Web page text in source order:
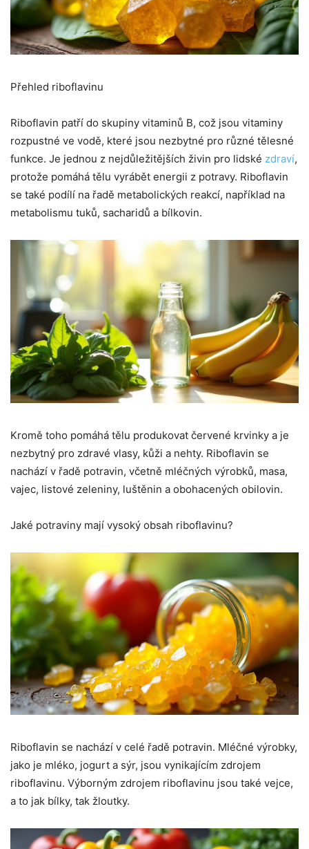
Přehled riboflavinu
Riboflavin patří do skupiny vitaminů B, což jsou vitaminy
rozpustné ve vodě, které jsou nezbytné pro různé tělesné
funkce. Je jednou z nejdůležitějších živin pro lidské zdraví,
protože pomáhá tělu vyrábět energii z potravy. Riboflavin
se také podílí na řadě metabolických reakcí, například na
metabolismu tuků, sacharidů a bílkovin.
Kromě toho pomáhá tělu produkovat červené krvinky a je
nezbytný pro zdravé vlasy, kůži a nehty. Riboflavin se
nachází v řadě potravin, včetně mléčných výrobků, masa,
vajec, listové zeleniny, luštěnin a obohacených obilovin.
Jaké potraviny mají vysoký obsah riboflavinu?
Riboflavin se nachází v celé řadě potravin. Mléčné výrobky,
jako je mléko, jogurt a sýr, jsou vynikajícím zdrojem
riboflavinu. Výborným zdrojem riboflavinu jsou také vejce,
a to jak bílky, tak žloutky.